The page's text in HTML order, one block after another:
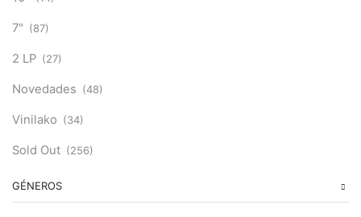
7" (87)
2 LP (27)
Novedades (48)
Vinilako (34)
Sold Out (256)
GÉNEROS